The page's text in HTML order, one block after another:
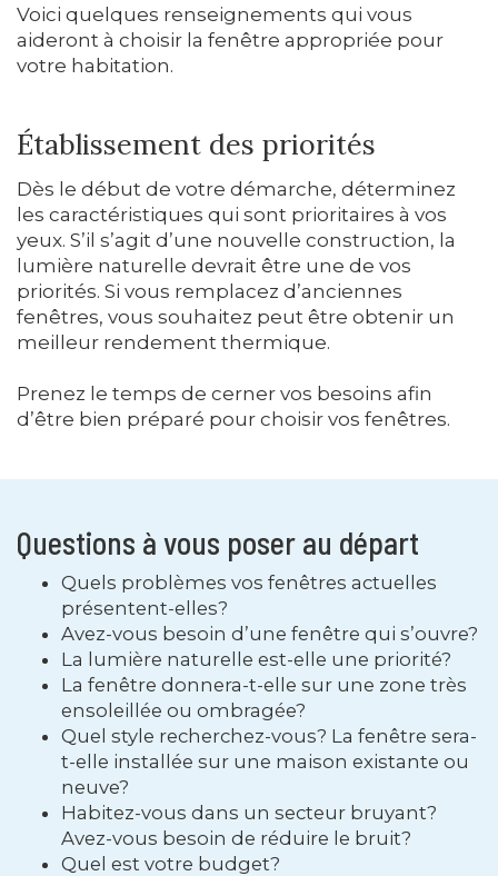
Voici quelques renseignements qui vous
aideront à choisir la fenêtre appropriée pour
votre habitation.
Établissement des priorités
Dès le début de votre démarche, déterminez
les caractéristiques qui sont prioritaires à vos
yeux. S’il s’agit d’une nouvelle construction, la
lumière naturelle devrait être une de vos
priorités. Si vous remplacez d’anciennes
fenêtres, vous souhaitez peut être obtenir un
meilleur rendement thermique.
Prenez le temps de cerner vos besoins afin
d’être bien préparé pour choisir vos fenêtres.
Questions à vous poser au départ
Quels problèmes vos fenêtres actuelles
présentent-elles?
Avez-vous besoin d’une fenêtre qui s’ouvre?
La lumière naturelle est-elle une priorité?
La fenêtre donnera-t-elle sur une zone très
ensoleillée ou ombragée?
Quel style recherchez-vous? La fenêtre sera-
t-elle installée sur une maison existante ou
neuve?
Habitez-vous dans un secteur bruyant?
Avez-vous besoin de réduire le bruit?
Quel est votre budget?